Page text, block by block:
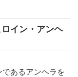
イン・アンヘ
あるアンヘラを